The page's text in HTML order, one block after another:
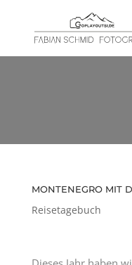
MONTENEGRO MIT
Reisetagebuch